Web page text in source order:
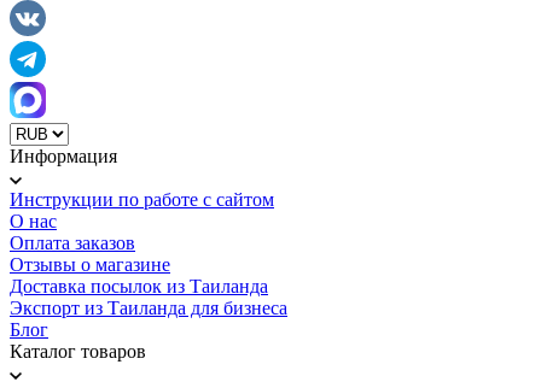
Информация
Инструкции по работе с сайтом
О нас
Оплата заказов
Отзывы о магазине
Доставка посылок из Таиланда
Экспорт из Таиланда для бизнеса
Блог
Каталог товаров